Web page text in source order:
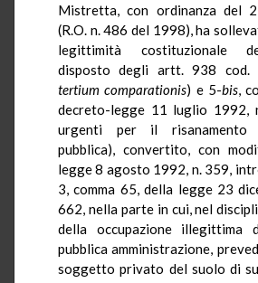
Mistretta, con ordinanza del
(R.O. n. 486 del 1998), ha
legittimità costituzionale
disposto degli artt. 938 cod.
tertium comparationis) e 5-bis,
decreto-legge 11 luglio 1992,
urgenti per il risanamento
pubblica), convertito, con
legge 8 agosto 1992, n. 359,
3, comma 65, della legge 23
662, nella parte in cui, nel
della occupazione illegittima
pubblica amministrazione,
soggetto privato del suolo di